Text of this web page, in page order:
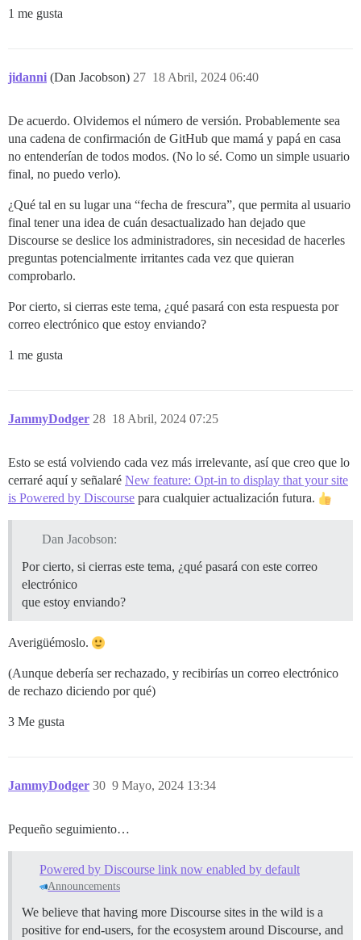
1 me gusta
jidanni (Dan Jacobson) 18 Abril, 2024 06:40
27
De acuerdo. Olvidemos el número de versión. Probablemente sea
una cadena de confirmación de GitHub que mamá y papá en casa
no entenderían de todos modos. (No lo sé. Como un simple usuario
final, no puedo verlo).
¿Qué tal en su lugar una “fecha de frescura”, que permita al usuario
final tener una idea de cuán desactualizado han dejado que
Discourse se deslice los administradores, sin necesidad de hacerles
preguntas potencialmente irritantes cada vez que quieran
comprobarlo.
Por cierto, si cierras este tema, ¿qué pasará con esta respuesta por
correo electrónico que estoy enviando?
1 me gusta
JammyDodger 18 Abril, 2024 07:25
28
Esto se está volviendo cada vez más irrelevante, así que creo que lo
cerraré aquí y señalaré New feature: Opt-in to display that your site
is Powered by Discourse para cualquier actualización futura.
Dan Jacobson:
Por cierto, si cierras este tema, ¿qué pasará con este correo
electrónico
que estoy enviando?
Averigüémoslo.
(Aunque debería ser rechazado, y recibirías un correo electrónico
de rechazo diciendo por qué)
3 Me gusta
JammyDodger 9 Mayo, 2024 13:34
30
Pequeño seguimiento…
Powered by Discourse link now enabled by default
Announcements
We believe that having more Discourse sites in the wild is a
positive for end-users, for the ecosystem around Discourse, and